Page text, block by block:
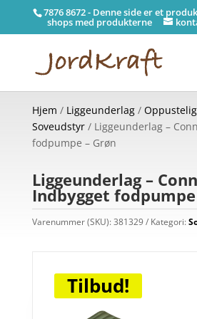
7876 8672 - Denne side er et
shops med produkterne
Hjem / Liggeunderlag/
Soveudstyr/ Liggeunderlag –
fodpumpe – Grøn
Liggeunderlag –
Indbygget
Varenummer (SKU):381329 Kategori:
Tilbud!